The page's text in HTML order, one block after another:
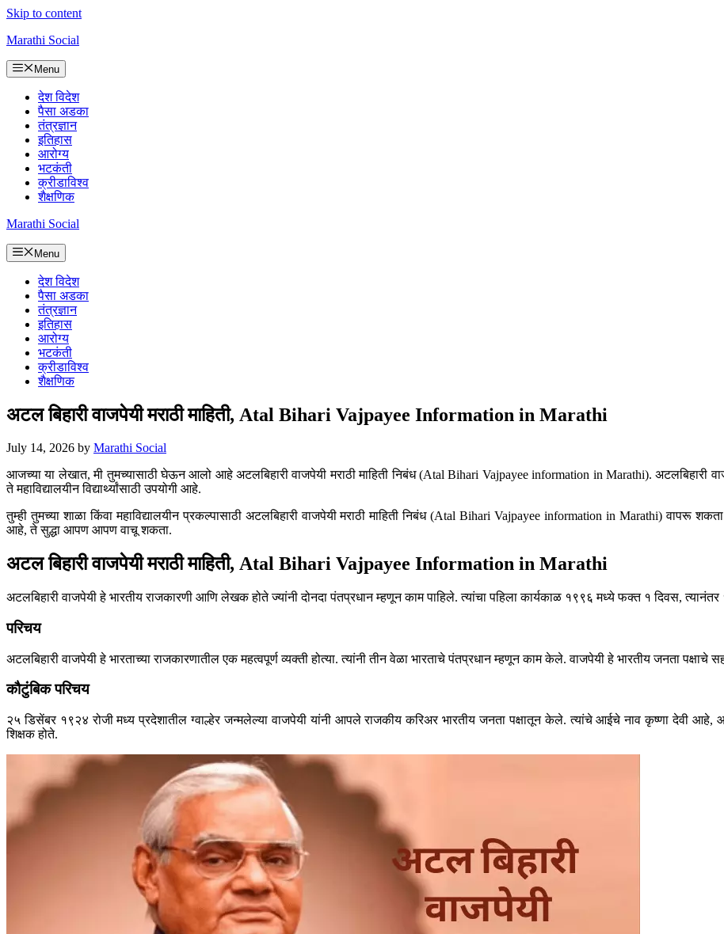
Skip to content
Marathi Social
Menu
देश विदेश
पैसा अडका
तंत्रज्ञान
इतिहास
आरोग्य
भटकंती
क्रीडाविश्व
शैक्षणिक
Marathi Social
Menu
देश विदेश
पैसा अडका
तंत्रज्ञान
इतिहास
आरोग्य
भटकंती
क्रीडाविश्व
शैक्षणिक
अटल बिहारी वाजपेयी मराठी माहिती, Atal Bihari Vajpayee Information in Marathi
July 14, 2026 by Marathi Social
आजच्या या लेखात, मी तुमच्यासाठी घेऊन आलो आहे अटलबिहारी वाजपेयी मराठी माहिती निबंध (Atal Bihari Vajpayee information in Marathi). अटलबिहारी
ते महाविद्यालयीन विद्यार्थ्यांसाठी उपयोगी आहे.
तुम्ही तुमच्या शाळा किंवा महाविद्यालयीन प्रकल्पासाठी अटलबिहारी वाजपेयी मराठी माहिती निबंध (Atal Bihari Vajpayee information in Marathi) वापरू
आहे, ते सुद्धा आपण आपण वाचू शकता.
अटल बिहारी वाजपेयी मराठी माहिती, Atal Bihari Vajpayee Information in Marathi
अटलबिहारी वाजपेयी हे भारतीय राजकारणी आणि लेखक होते ज्यांनी दोनदा पंतप्रधान म्हणून काम पाहिले. त्यांचा पहिला कार्यकाळ १९९६ मध्ये फक्त १ दिवस, त्यानंतर
परिचय
अटलबिहारी वाजपेयी हे भारताच्या राजकारणातील एक महत्वपूर्ण व्यक्ती होत्या. त्यांनी तीन वेळा भारताचे पंतप्रधान म्हणून काम केले. वाजपेयी हे भारतीय जनता
कौटुंबिक परिचय
२५ डिसेंबर १९२४ रोजी मध्य प्रदेशातील ग्वाल्हेर जन्मलेल्या वाजपेयी यांनी आपले राजकीय करिअर भारतीय जनता पक्षातून केले. त्यांचे आईचे नाव कृष्णा देवी आहे,
शिक्षक होते.